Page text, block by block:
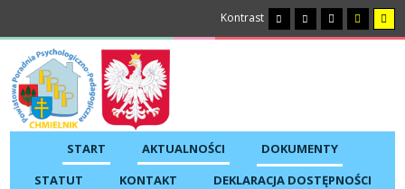
Kontrast
START AKTUALNOŚCI
DOKUMENTY
STATUT
KONTAKT
DEKLARACJA DOSTĘPNOŚCI